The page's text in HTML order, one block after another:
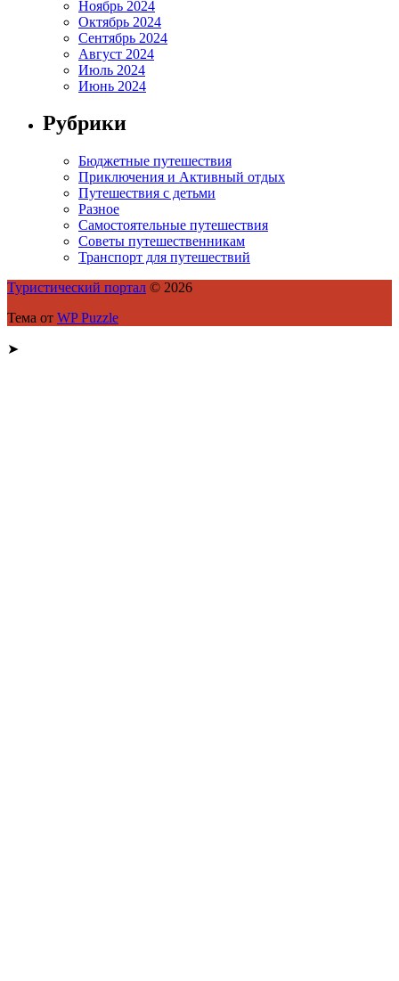
Ноябрь 2024
Октябрь 2024
Сентябрь 2024
Август 2024
Июль 2024
Июнь 2024
Рубрики
Бюджетные путешествия
Приключения и Активный отдых
Путешествия с детьми
Разное
Самостоятельные путешествия
Советы путешественникам
Транспорт для путешествий
Туристический портал © 2026
Тема от WP Puzzle
➤